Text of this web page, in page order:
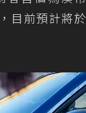
目前預計將於